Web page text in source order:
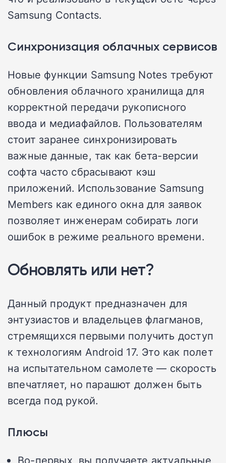
Samsung Contacts.
Синхронизация облачных сервисов
Новые функции Samsung Notes требуют
обновления облачного хранилища для
корректной передачи рукописного
ввода и медиафайлов. Пользователям
стоит заранее синхронизировать
важные данные, так как бета-версии
софта часто сбрасывают кэш
приложений. Использование Samsung
Members как единого окна для заявок
позволяет инженерам собирать логи
ошибок в режиме реального времени.
Обновлять или нет?
Данный продукт предназначен для
энтузиастов и владельцев флагманов,
стремящихся первыми получить доступ
к технологиям Android 17. Это как полет
на испытательном самолете — скорость
впечатляет, но парашют должен быть
всегда под рукой.
Плюсы
Во-первых, вы получаете актуальные